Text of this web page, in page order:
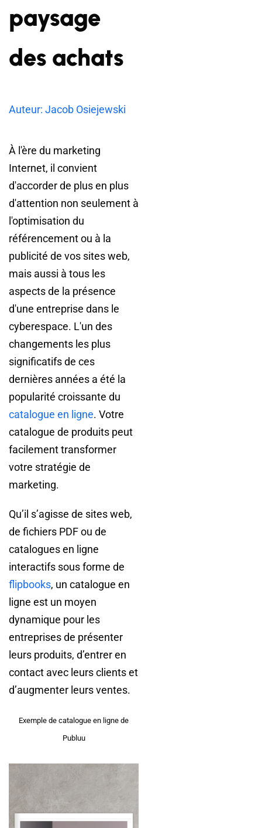
paysage
des achats
Auteur: Jacob Osiejewski
À l'ère du marketing
Internet, il convient
d'accorder de plus en plus
d'attention non seulement à
l'optimisation du
référencement ou à la
publicité de vos sites web,
mais aussi à tous les
aspects de la présence
d'une entreprise dans le
cyberespace. L'un des
changements les plus
significatifs de ces
dernières années a été la
popularité croissante du
catalogue en ligne. Votre
catalogue de produits peut
facilement transformer
votre stratégie de
marketing.
Qu’il s’agisse de sites web,
de fichiers PDF ou de
catalogues en ligne
interactifs sous forme de
flipbooks, un catalogue en
ligne est un moyen
dynamique pour les
entreprises de présenter
leurs produits, d’entrer en
contact avec leurs clients et
d’augmenter leurs ventes.
Exemple de catalogue en ligne de
Publuu